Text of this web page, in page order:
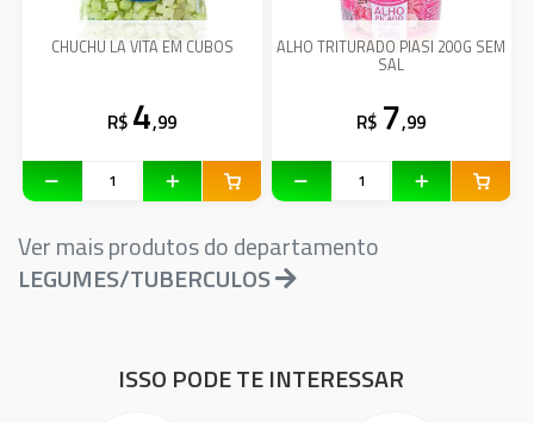
CHUCHU LA VITA EM CUBOS
R$ 4,99
ALHO TRITURADO PIASI 200G SEM
SAL
R$ 7,99
Ver mais produtos do departamento
LEGUMES/TUBERCULOS
ISSO PODE TE INTERESSAR